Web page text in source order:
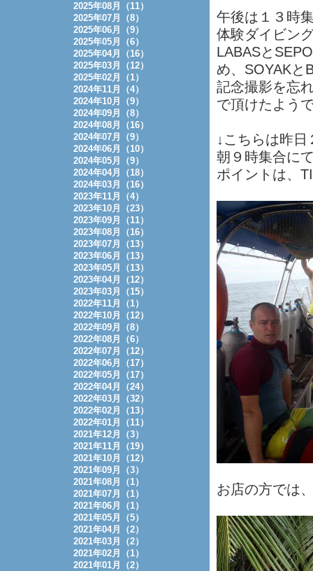
午後は１３時
体験ダイビン
LABASと
め、SOYAKと
記念撮影を忘
で頂けたよう
↓こちらは昨日
朝９時集合に
ポイントは、
お店の方では
2025年08月（11）
2025年07月（8）
2025年06月（9）
2025年05月（6）
2025年04月（16）
2025年03月（12）
2025年02月（1）
2024年11月（4）
2024年10月（9）
2024年09月（8）
2024年08月（16）
2024年07月（9）
2024年06月（10）
2024年05月（9）
2024年04月（18）
2024年03月（16）
2023年11月（4）
2023年10月（23）
2023年09月（11）
2023年08月（16）
2023年07月（13）
2023年06月（13）
2023年05月（13）
2023年04月（12）
2023年03月（15）
2022年11月（1）
2022年10月（12）
2022年09月（8）
2022年08月（6）
2022年07月（12）
2022年06月（17）
2022年05月（17）
2022年04月（24）
2022年03月（32）
2022年02月（13）
2022年01月（11）
2021年12月（3）
2021年11月（19）
2021年10月（12）
2021年09月（3）
2021年08月（1）
2021年07月（1）
2021年06月（1）
2021年05月（5）
2021年04月（2）
2021年03月（2）
2021年02月（1）
2021年01月（2）